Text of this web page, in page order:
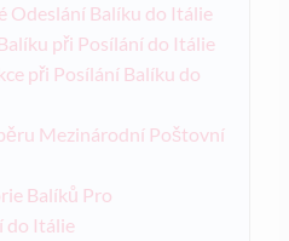
Odeslání Balíku do Itálie
při Posílání do Itálie
při Posílání Balíku do
Mezinárodní Poštovní
Balíků Pro
do Itálie